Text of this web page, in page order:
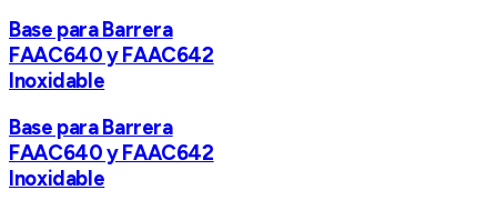
Base para Barrera
FAAC640 y FAAC642
Inoxidable
Base para Barrera
FAAC640 y FAAC642
Inoxidable